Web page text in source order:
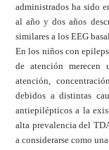
administrados ha sido
al año y dos años
similares a los EEG
En los niños con
de atención merecen
atención,
debidos a distintas
antiepilépticos a la
alta prevalencia del
a considerarse como